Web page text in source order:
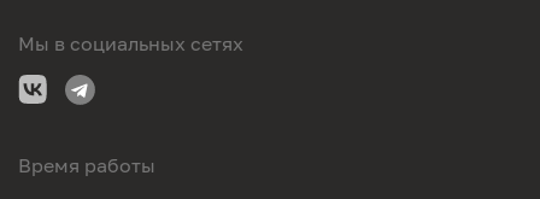
Мы в социальных сетях
Время работы